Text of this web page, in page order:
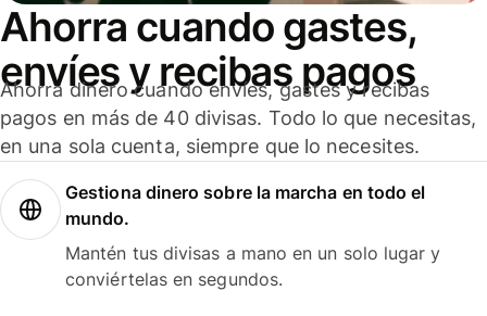
Ahorra cuando gastes,
envíes y recibas pagos
Ahorra dinero cuando envíes, gastes y recibas
pagos en más de 40 divisas. Todo lo que necesitas,
en una sola cuenta, siempre que lo necesites.
Gestiona dinero sobre la marcha en todo el
mundo.
Mantén tus divisas a mano en un solo lugar y
conviértelas en segundos.